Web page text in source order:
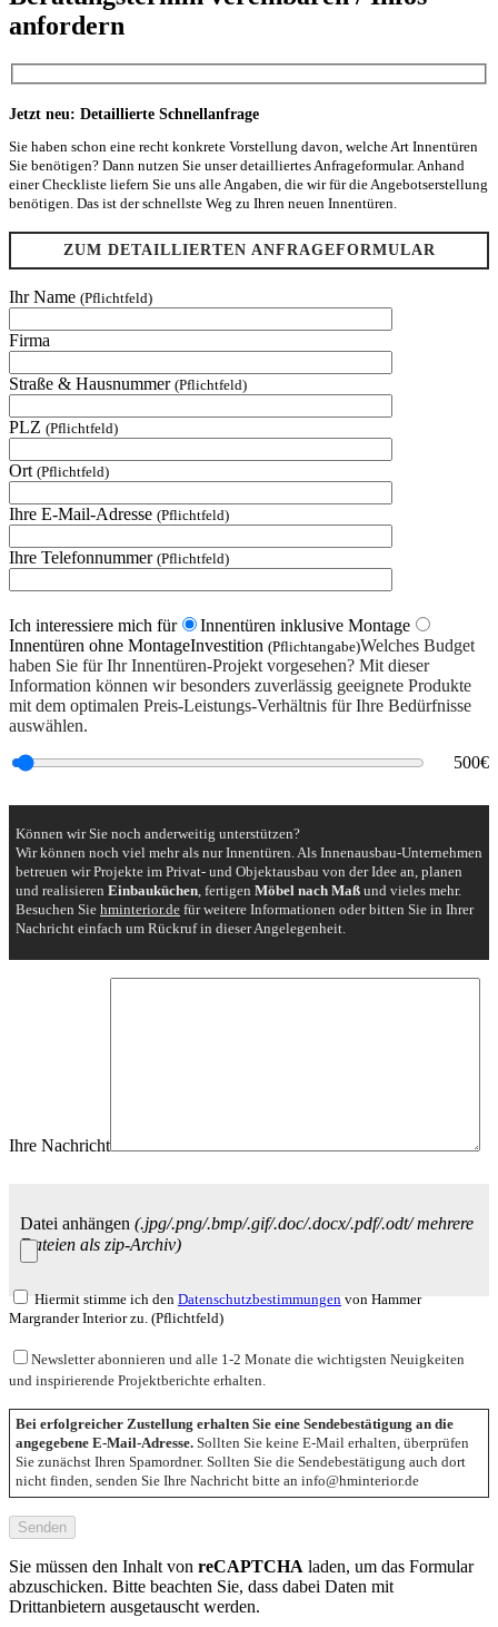
anfordern
Jetzt neu: Detaillierte Schnellanfrage
Sie haben schon eine recht konkrete Vorstellung davon, welche Art Innentüren
Sie benötigen? Dann nutzen Sie unser detailliertes Anfrageformular. Anhand
einer Checkliste liefern Sie uns alle Angaben, die wir für die Angebotserstellung
benötigen. Das ist der schnellste Weg zu Ihren neuen Innentüren.
ZUM DETAILLIERTEN ANFRAGEFORMULAR
Ihr Name (Pflichtfeld)
Firma
Straße & Hausnummer (Pflichtfeld)
PLZ (Pflichtfeld)
Ort (Pflichtfeld)
Ihre E-Mail-Adresse (Pflichtfeld)
Ihre Telefonnummer (Pflichtfeld)
Ich interessiere mich für
Innentüren inklusive Montage
Innentüren ohne MontageInvestition (Pflichtangabe)Welches Budget
haben Sie für Ihr Innentüren-Projekt vorgesehen? Mit dieser
Information können wir besonders zuverlässig geeignete Produkte
mit dem optimalen Preis-Leistungs-Verhältnis für Ihre Bedürfnisse
auswählen.
500€
Können wir Sie noch anderweitig unterstützen?
Wir können noch viel mehr als nur Innentüren. Als Innenausbau-Unternehmen
betreuen wir Projekte im Privat- und Objektausbau von der Idee an, planen
und realisieren Einbauküchen, fertigen Möbel nach Maß und vieles mehr.
Besuchen Sie hminterior.de für weitere Informationen oder bitten Sie in Ihrer
Nachricht einfach um Rückruf in dieser Angelegenheit.
Ihre Nachricht
Datei anhängen (.jpg/.png/.bmp/.gif/.doc/.docx/.pdf/.odt/ mehrere
Dateien als zip-Archiv)
Hiermit stimme ich den Datenschutzbestimmungen von Hammer
Margrander Interior zu. (Pflichtfeld)
Newsletter abonnieren und alle 1-2 Monate die wichtigsten Neuigkeiten
und inspirierende Projektberichte erhalten.
Bei erfolgreicher Zustellung erhalten Sie eine Sendebestätigung an die
angegebene E-Mail-Adresse. Sollten Sie keine E-Mail erhalten, überprüfen
Sie zunächst Ihren Spamordner. Sollten Sie die Sendebestätigung auch dort
nicht finden, senden Sie Ihre Nachricht bitte an info@hminterior.de
Sie müssen den Inhalt von reCAPTCHA laden, um das Formular
abzuschicken. Bitte beachten Sie, dass dabei Daten mit
Drittanbietern ausgetauscht werden.